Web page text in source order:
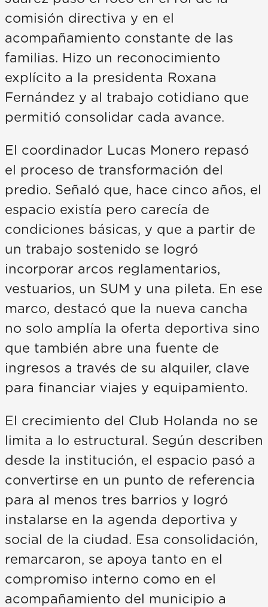
comisión directiva y en el
acompañamiento constante de las
familias. Hizo un reconocimiento
explícito a la presidenta Roxana
Fernández y al trabajo cotidiano que
permitió consolidar cada avance.
El coordinador Lucas Monero repasó
el proceso de transformación del
predio. Señaló que, hace cinco años, el
espacio existía pero carecía de
condiciones básicas, y que a partir de
un trabajo sostenido se logró
incorporar arcos reglamentarios,
vestuarios, un SUM y una pileta. En ese
marco, destacó que la nueva cancha
no solo amplía la oferta deportiva sino
que también abre una fuente de
ingresos a través de su alquiler, clave
para financiar viajes y equipamiento.
El crecimiento del Club Holanda no se
limita a lo estructural. Según describen
desde la institución, el espacio pasó a
convertirse en un punto de referencia
para al menos tres barrios y logró
instalarse en la agenda deportiva y
social de la ciudad. Esa consolidación,
remarcaron, se apoya tanto en el
compromiso interno como en el
acompañamiento del municipio a